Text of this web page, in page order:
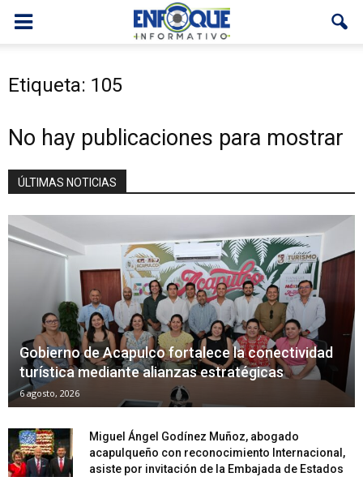
Etiqueta: 105
No hay publicaciones para mostrar
ÚLTIMAS NOTICIAS
Gobierno de Acapulco fortalece la conectividad
turística mediante alianzas estratégicas
6 agosto, 2026
Miguel Ángel Godínez Muñoz, abogado
acapulqueño con reconocimiento Internacional,
asiste por invitación de la Embajada de Estados